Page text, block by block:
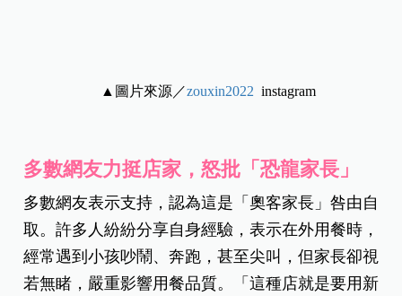
▲圖片來源／zouxin2022 instagram
多數網友力挺店家，怒批「恐龍家長」
多數網友表示支持，認為這是「奧客家長」咎由自
取。許多人紛紛分享自身經驗，表示在外用餐時，
經常遇到小孩吵鬧、奔跑，甚至尖叫，但家長卻視
若無睹，嚴重影響用餐品質。「這種店就是要用新